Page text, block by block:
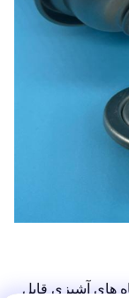
های آشپزی قابل